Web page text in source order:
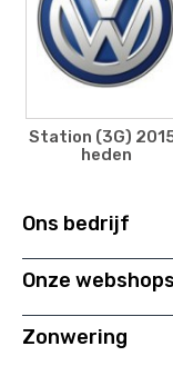
Station (3G)
heden
Ons bedrijf
Onze webshops
Zonwering